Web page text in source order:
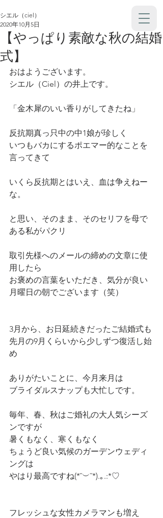
【やっぱり素敵な秋の結婚
式】
シエル（ciel）
2020年10月5日
おはようございます。
シエル（Ciel）の井上です。
「金木犀のいい香りがしてきたね」
反抗期真っ只中の中1娘が珍しく
いつもバカにするポエマー的なことを
言ってきて
いくら反抗期とはいえ、血は争えねー
な。
と思い、そのまま、そのセリフを母で
ある私がパクリ
取引先様へのメールの締めの文章に使
用したら
お褒めの言葉をいただき、気分が良い
月曜日の朝でございます（笑）
3月から、お日延続きだったご結婚式も
先月の9月くらいから少しずつ復活し始
め
ありがたいことに、今月来月は
ブライダルスナップも大忙しです。
毎年、春、秋はご婚礼の大人気シーズ
ンですが
暑くもなく、寒くもなく
ちょうど良い気候のガーデンウェディ
ングは
やはり最高ですね(*˘︶˘*).｡.:*♡
フレッシュな女性カメラマンも増え